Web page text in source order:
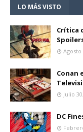
LO MÁS VISTO
Crítica
Agosto
Conan
Julio
DC